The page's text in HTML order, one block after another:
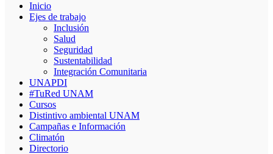
Inicio
Ejes de trabajo
Inclusión
Salud
Seguridad
Sustentabilidad
Integración Comunitaria
UNAPDI
#TuRed UNAM
Cursos
Distintivo ambiental UNAM
Campañas e Información
Climatón
Directorio